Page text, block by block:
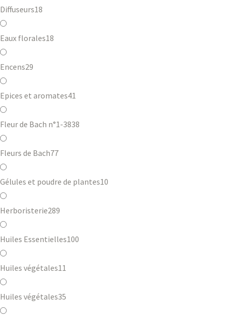
Diffuseurs18
Eaux florales18
Encens29
Epices et aromates41
Fleur de Bach n°1-3838
Fleurs de Bach77
Gélules et poudre de plantes10
Herboristerie289
Huiles Essentielles100
Huiles végétales11
Huiles végétales35